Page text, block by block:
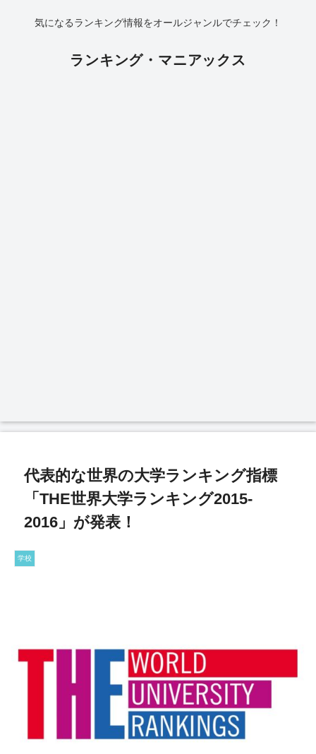
気になるランキング情報をオールジャンルでチェック！
ランキング・マニアックス
代表的な世界の大学ランキング指標
「THE世界大学ランキング2015-
2016」が発表！
学校